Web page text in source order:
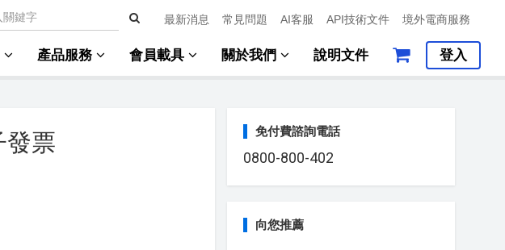
最新消息 常見問題 AI客服 API技術文件 境外電商服務
產品服務 會員載具 關於我們 說明文件 登入
發票 免付費諮詢電話
0800-800-402
向您推薦